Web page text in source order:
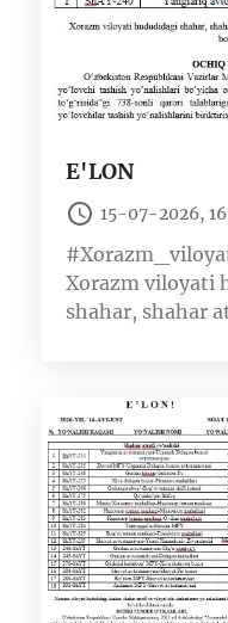
E'LON
15-07-2026,
Xorazm viloyati
shahar, shahar